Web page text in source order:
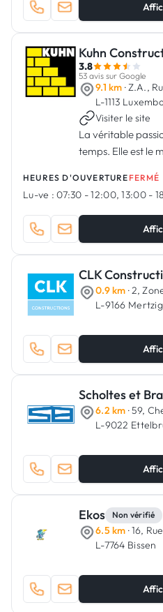
Kuhn
3.8
53 avis sur Google
9.1 km · Z.A.,
L-1113
Visiter le site
La véritable
temps. Elle est le
HEURES D'OUVERTURE FERMÉ
Lu-ve : 07:30 - 12:00, 13:00 -
CLK
0.9 km · 2,
L-9166 Mertzig
Scholtes et
6.2 km · 59,
L-9022
Ekos Non vérifié
6.5 km · 16,
L-7764 Bissen